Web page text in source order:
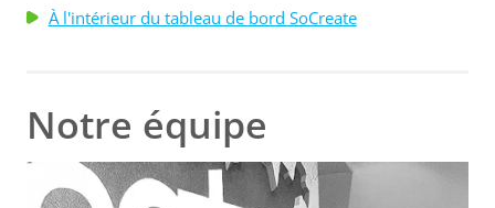
À l'intérieur du tableau de bord SoCreate
Notre équipe